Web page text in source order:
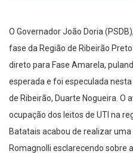
O Governador João Doria
fase da Região de Ribeirão
direto para Fase Amarela,
esperada e foi especulada
de Ribeirão, Duarte Nogueira. O
ocupação dos leitos de UTI na
Batatais acabou de realizar
Romagnolli esclarecendo sobre